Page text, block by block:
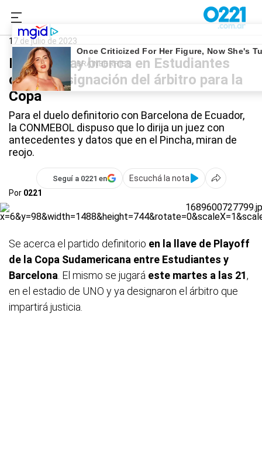
0221.com.ar
17 de julio de 2023
Por qué hay bronca en Estudiantes
con la designación del árbitro para la
Copa
Para el duelo definitorio con Barcelona de Ecuador,
la CONMEBOL dispuso que lo dirija un juez con
antecedentes y datos que en el Pincha, miran de
reojo.
Seguí a 0221 en
Escuchá la nota
Por 0221
Se acerca el partido definitorio en la llave de Playoff
de la Copa Sudamericana entre Estudiantes y
Barcelona . El mismo se jugará este martes a las 21,
en el estadio de UNO y ya designaron el árbitro que
impartirá justicia.